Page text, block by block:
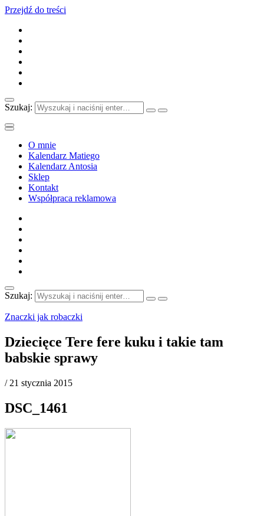
Przejdź do treści
Szukaj:
O mnie
Kalendarz Matiego
Kalendarz Antosia
Sklep
Kontakt
Współpraca reklamowa
Szukaj:
Znaczki jak robaczki
Dziecięce Tere fere kuku i takie tam
babskie sprawy
/ 21 stycznia 2015
DSC_1461